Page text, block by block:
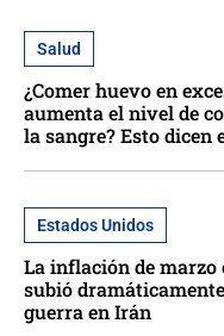
Salud
¿Comer huevo en
aumenta el nivel de
la sangre? Esto dicen
Estados Unidos
La inflación de marzo
subió
guerra en Irán